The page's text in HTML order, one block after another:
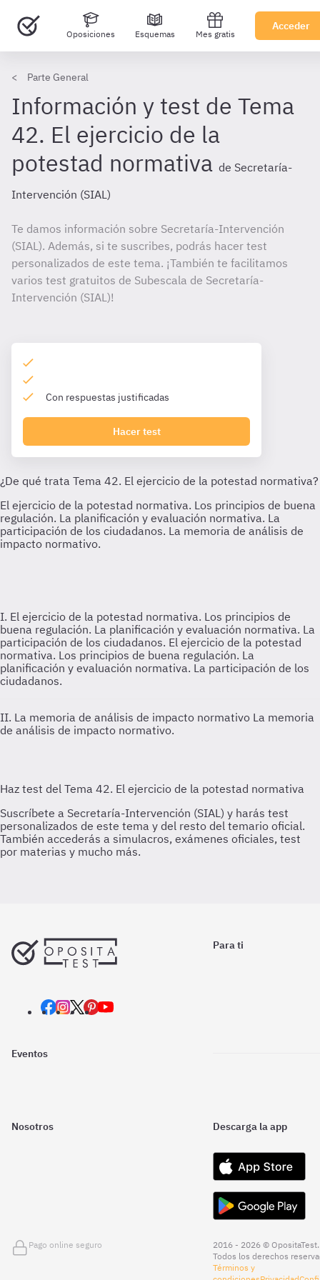
Oposiciones Esquemas Mes gratis
Acceder
Parte General
Información y test de Tema
42. El ejercicio de la
potestad normativa de Secretaría-
Intervención (SIAL)
Te damos información sobre Secretaría-Intervención
(SIAL). Además, si te suscribes, podrás hacer test
personalizados de este tema. ¡También te facilitamos
varios test gratuitos de Subescala de Secretaría-
Intervención (SIAL)!
Con respuestas justificadas
Hacer test
I. El ejercicio de la potestad normativa. Los principios de
buena regulación. La planificación y evaluación normativa. La
participación de los ciudadanos. El ejercicio de la potestad
normativa. Los principios de buena regulación. La
planificación y evaluación normativa. La participación de los
ciudadanos.
II. La memoria de análisis de impacto normativo La memoria
de análisis de impacto normativo.
Para ti
Eventos
Nosotros Descarga la app
Pago online seguro
2016 - 2026 © OpositaTest.
Todos los derechos
Términos y